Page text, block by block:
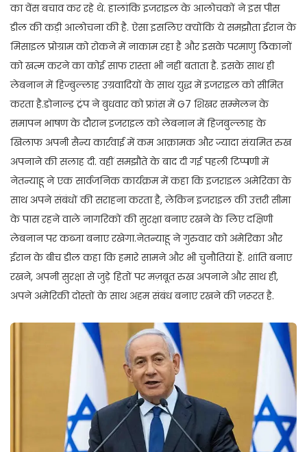
का वेंस बचाव कर रहे थे. हालांकि इजराइल के आलोचकों ने इस पीस
डील की कड़ी आलोचना की है. ऐसा इसलिए क्योंकि ये समझौता ईरान के
मिसाइल प्रोग्राम को रोकने में नाकाम रहा है और इसके परमाणु ठिकानों
को खत्म करने का कोई साफ रास्ता भी नहीं बताता है. इसके साथ ही
लेबनान में हिज्बुल्लाह उग्रवादियों के साथ युद्ध में इजराइल को सीमित
करता है.डोनाल्ड ट्रंप ने बुधवार को फ्रांस में G7 शिखर सम्मेलन के
समापन भाषण के दौरान इजराइल को लेबनान में हिजबुल्लाह के
खिलाफ अपनी सैन्य कार्रवाई में कम आक्रामक और ज्यादा संयमित रुख
अपनाने की सलाह दी. वहीं समझौते के बाद दी गई पहली टिप्पणी में
नेतन्याहू ने एक सार्वजनिक कार्यक्रम में कहा कि इजराइल अमेरिका के
साथ अपने संबंधों की सराहना करता है, लेकिन इजराइल की उत्तरी सीमा
के पास रहने वाले नागरिकों की सुरक्षा बनाए रखने के लिए दक्षिणी
लेबनान पर कब्जा बनाए रखेगा.नेतन्याहू ने गुरुवार को अमेरिका और
ईरान के बीच डील कहा कि हमारे सामने और भी चुनौतियां हैं. शांति बनाए
रखने, अपनी सुरक्षा से जुड़े हितों पर मज़बूत रुख अपनाने और साथ ही,
अपने अमेरिकी दोस्तों के साथ अहम संबंध बनाए रखने की ज़रूरत है.